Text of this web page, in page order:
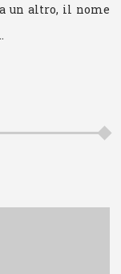
un altro, il nome